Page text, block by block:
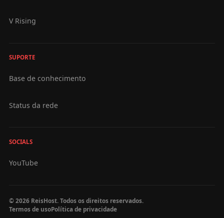
V Rising
SUPORTE
Base de conhecimento
Status da rede
SOCIALS
YouTube
© 2026 ReisHost. Todos os direitos reservados.
Termos de usoPolítica de privacidade